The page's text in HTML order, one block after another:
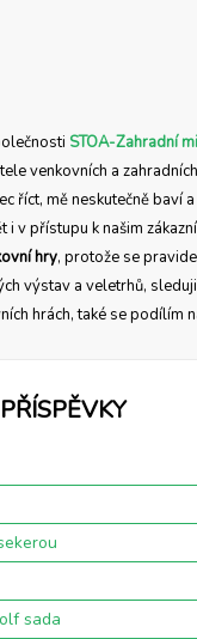
STOA-Zahradní
venkovních a
říct, mě neskutečně baví
i v přístupu k našim
hry, protože se
výstav a veletrhů,
hrách, také se podílím
sada